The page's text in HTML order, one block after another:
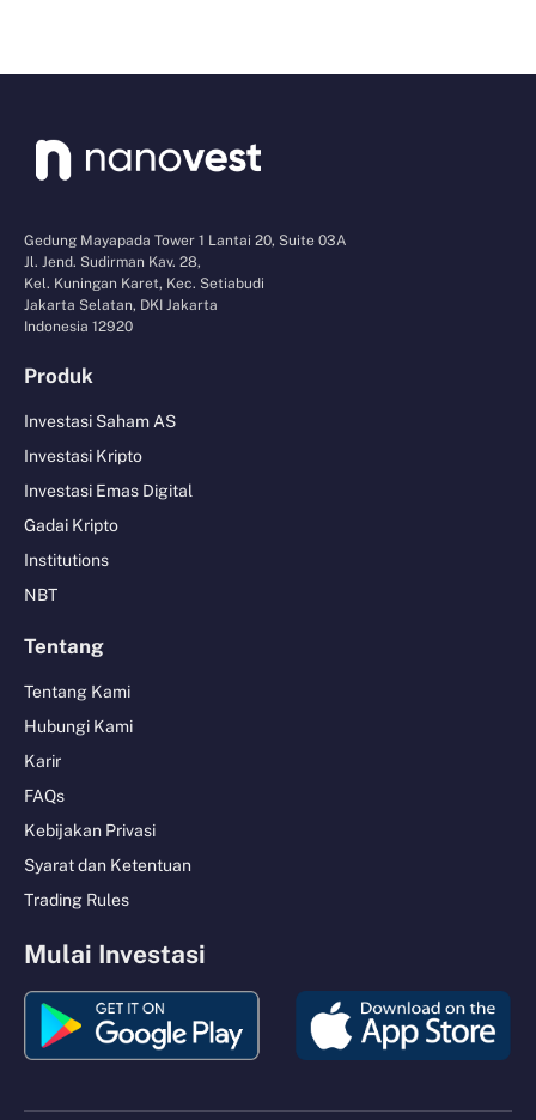
Gedung Mayapada Tower 1 Lantai 20, Suite 03A
Jl. Jend. Sudirman Kav. 28,
Kel. Kuningan Karet, Kec. Setiabudi
Jakarta Selatan, DKI Jakarta
Indonesia 12920
Produk
Investasi Saham AS
Investasi Kripto
Investasi Emas Digital
Gadai Kripto
Institutions
NBT
Tentang
Tentang Kami
Hubungi Kami
Karir
FAQs
Kebijakan Privasi
Syarat dan Ketentuan
Trading Rules
Mulai Investasi